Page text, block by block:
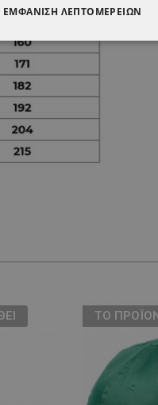
ТΟ
ΕΜΦΆΝΙΣΗ ΛΕΠΤΟΜΕΡΕΙΏΝ
ΣΤΌΧΕΥΣΗΣ